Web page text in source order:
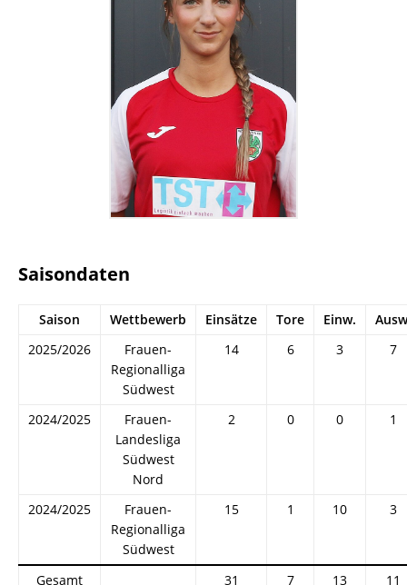
Saisondaten
Saison Wettbewerb Einsätze Tore Einw.
2025/2026
Frauen-
Regionalliga
Südwest
14 6 3 7
2024/2025
Frauen-
Landesliga
Südwest
Nord
2 0 0 1
2024/2025
Frauen-
Regionalliga
Südwest
15 1 10 3
Gesamt 31 7 13 11